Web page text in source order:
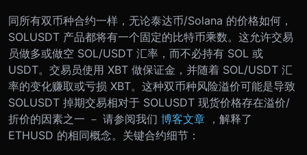
同所有双币种合约一样，无论泰达币/Solana 的价格如何，
SOLUSDT 产品都将有一个固定的比特币乘数。这允许交易
员做多或做空 SOL/USDT 汇率，而不必持有 SOL 或
USDT。 交易员使用 XBT 做保证金，并随着 SOL/USDT 汇
率的变化赚取或亏损 XBT。这种双币种风险溢价可能是导致
SOLUSDT 掉期交易相对于 SOLUSDT 现货价格存在溢价/
折价的因素之一 － 请参阅我们 博客文章 ，解释了
ETHUSD 的相同概念。 关键合约细节：